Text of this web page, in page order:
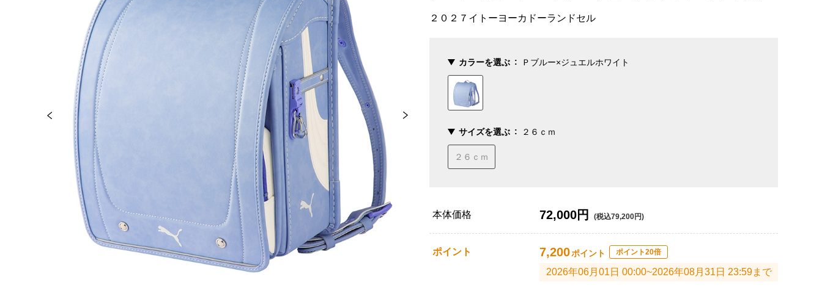
２０２７イトーヨーカドーランドセル
カラーを選ぶ Ｐブルー×ジュエルホワイト
サイズを選ぶ ２６ｃｍ
２６ｃｍ
本体価格 72,000円 (税込79,200円)
ポイント 7,200ポイント ポイント20倍
2026年06月01日 00:00~2026年08月31日 23:59まで